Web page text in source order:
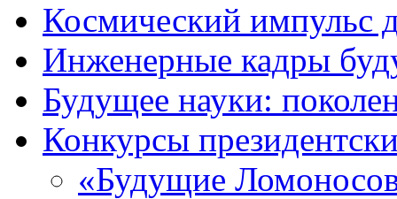
Космический импульс
Инженерные кадры
Будущее науки:
Конкурсы
«Будущие